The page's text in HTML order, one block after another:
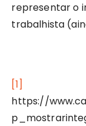
representar o
trabalhista
[1]
https://